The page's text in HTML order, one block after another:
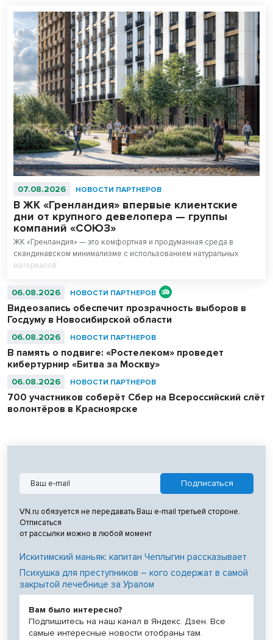
07.08.2026 НОВОСТИ ПАРТНЕРОВ
В ЖК «Гренландия» впервые клиентские
дни от крупного девелопера — группы
компаний «СОЮЗ»
ЖК «Гренландия» — это комфортная и продуманная среда в
скандинавском минимализме с использованием натуральных
материалов.
06.08.2026 НОВОСТИ ПАРТНЕРОВ
Видеозапись обеспечит прозрачность выборов в
Госдуму в Новосибирской области
06.08.2026 НОВОСТИ ПАРТНЕРОВ
В память о подвиге: «Ростелеком» проведет
кибертурнир «Битва за Москву»
06.08.2026 НОВОСТИ ПАРТНЕРОВ
700 участников соберёт Сбер на Всероссийский слёт
волонтёров в Красноярске
VN.ru обязуется не передавать Ваш e-mail третьей стороне.
Отписаться
от рассылки можно в любой момент
Искитимский маньяк: капитан Чеплыгин рассказывает
Психушка для преступников – кого содержат в самой
закрытой лечебнице за Уралом
Вам было интересно?
Подпишитесь на наш канал в Яндекс. Дзен. Все
самые интересные новости отобраны там.